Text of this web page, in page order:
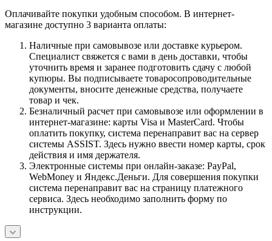
Оплачивайте покупки удобным способом. В интернет-
магазине доступно 3 варианта оплаты:
Наличные при самовывозе или доставке курьером.
Специалист свяжется с вами в день доставки, чтобы
уточнить время и заранее подготовить сдачу с любой
купюры. Вы подписываете товаросопроводительные
документы, вносите денежные средства, получаете
товар и чек.
Безналичный расчет при самовывозе или оформлении в
интернет-магазине: карты Visa и MasterCard. Чтобы
оплатить покупку, система перенаправит вас на сервер
системы ASSIST. Здесь нужно ввести номер карты, срок
действия и имя держателя.
Электронные системы при онлайн-заказе: PayPal,
WebMoney и Яндекс.Деньги. Для совершения покупки
система перенаправит вас на страницу платежного
сервиса. Здесь необходимо заполнить форму по
инструкции.